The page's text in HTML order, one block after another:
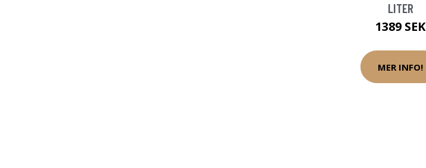
LITER
1389 SEK
MER INFO!